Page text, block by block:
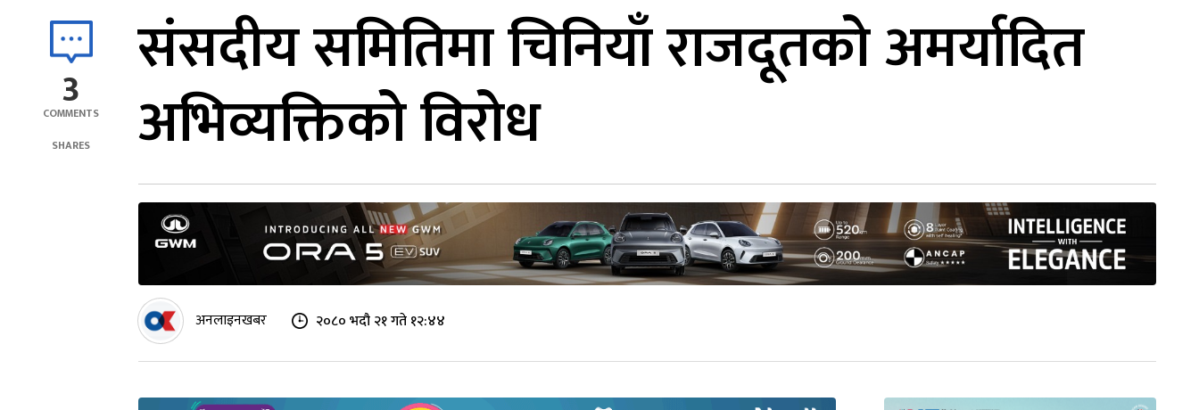
3
COMMENTS
SHARES
संसदीय समितिमा चिनियाँ राजदूतको अमर्यादित
अभिव्यक्तिको विरोध
अनलाइनखबर २०८० भदौ २१ गते १२:४४